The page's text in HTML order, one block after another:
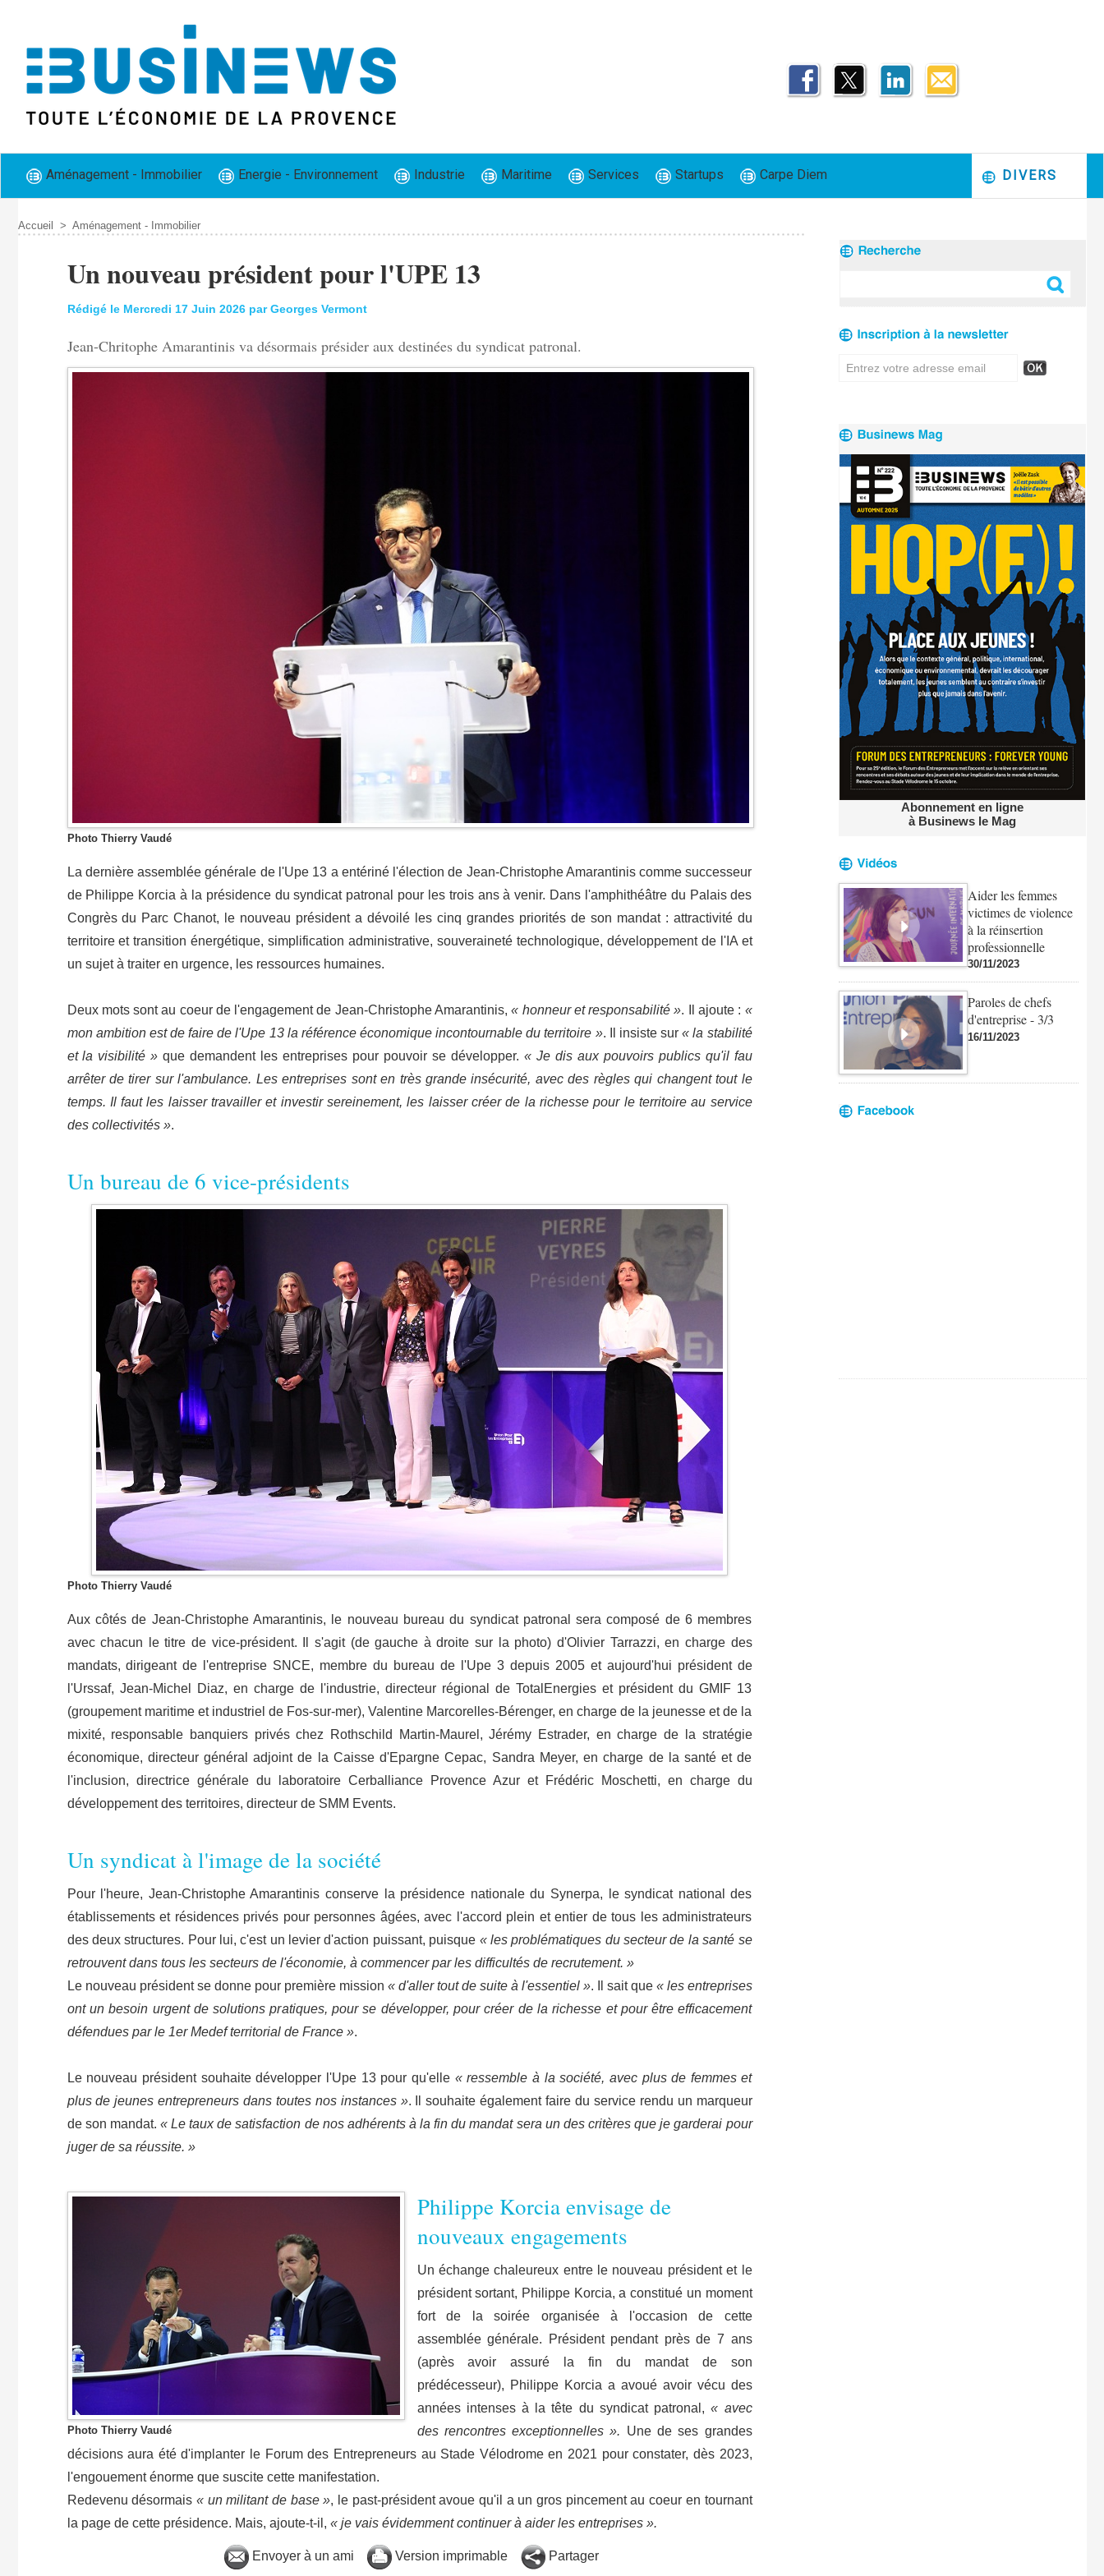
Aménagement - Immobilier Energie - Environnement Industrie Maritime Services Startups Carpe Diem DIVERS
Accueil > Aménagement - Immobilier
Un nouveau président pour l'UPE 13
Rédigé le Mercredi 17 Juin 2026 par Georges Vermont
Jean-Chritophe Amarantinis va désormais présider aux destinées du syndicat patronal.
Photo Thierry Vaudé
La dernière assemblée générale de l'Upe 13 a entériné l'élection de Jean-Christophe Amarantinis comme successeur
de Philippe Korcia à la présidence du syndicat patronal pour les trois ans à venir. Dans l'amphithéâtre du Palais des
Congrès du Parc Chanot, le nouveau président a dévoilé les cinq grandes priorités de son mandat : attractivité du
territoire et transition énergétique, simplification administrative, souveraineté technologique, développement de l'IA et
un sujet à traiter en urgence, les ressources humaines.
Deux mots sont au coeur de l'engagement de Jean-Christophe Amarantinis,« honneur et responsabilité ». Il ajoute : «
mon ambition est de faire de l'Upe 13 la référence économique incontournable du territoire ». Il insiste sur« la stabilité
et la visibilité » que demandent les entreprises pour pouvoir se développer. « Je dis aux pouvoirs publics qu'il fau
arrêter de tirer sur l'ambulance. Les entreprises sont en très grande insécurité, avec des règles qui changent tout le
temps. Il faut les laisser travailler et investir sereinement, les laisser créer de la richesse pour le territoire au service
des collectivités ».
Un bureau de 6 vice-présidents
Photo Thierry Vaudé
Aux côtés de Jean-Christophe Amarantinis, le nouveau bureau du syndicat patronal sera composé de 6 membres
avec chacun le titre de vice-président. Il s'agit (de gauche à droite sur la photo) d'Olivier Tarrazzi, en charge des
mandats, dirigeant de l'entreprise SNCE, membre du bureau de l'Upe 3 depuis 2005 et aujourd'hui président de
l'Urssaf, Jean-Michel Diaz, en charge de l'industrie, directeur régional de TotalEnergies et président du GMIF 13
(groupement maritime et industriel de Fos-sur-mer), Valentine Marcorelles-Bérenger, en charge de la jeunesse et de la
mixité, responsable banquiers privés chez Rothschild Martin-Maurel, Jérémy Estrader, en charge de la stratégie
économique, directeur général adjoint de la Caisse d'Epargne Cepac, Sandra Meyer, en charge de la santé et de
l'inclusion, directrice générale du laboratoire Cerballiance Provence Azur et Frédéric Moschetti, en charge du
développement des territoires, directeur de SMM Events.
Un syndicat à l'image de la société
Pour l'heure, Jean-Christophe Amarantinis conserve la présidence nationale du Synerpa, le syndicat national des
établissements et résidences privés pour personnes âgées, avec l'accord plein et entier de tous les administrateurs
des deux structures. Pour lui, c'est un levier d'action puissant, puisque « les problématiques du secteur de la santé se
retrouvent dans tous les secteurs de l'économie, à commencer par les difficultés de recrutement. »
Le nouveau président se donne pour première mission « d'aller tout de suite à l'essentiel ». Il sait que « les entreprises
ont un besoin urgent de solutions pratiques, pour se développer, pour créer de la richesse et pour être efficacement
défendues par le 1er Medef territorial de France ».
Le nouveau président souhaite développer l'Upe 13 pour qu'elle « ressemble à la société, avec plus de femmes et
plus de jeunes entrepreneurs dans toutes nos instances ». Il souhaite également faire du service rendu un marqueur
de son mandat. « Le taux de satisfaction de nos adhérents à la fin du mandat sera un des critères que je garderai pour
juger de sa réussite. »
Photo Thierry Vaudé
Philippe Korcia envisage de
nouveaux engagements
Un échange chaleureux entre le nouveau président et le
président sortant, Philippe Korcia, a constitué un moment
fort de la soirée organisée à l'occasion de cette
assemblée générale. Président pendant près de 7 ans
(après avoir assuré la fin du mandat de son
prédécesseur), Philippe Korcia a avoué avoir vécu des
années intenses à la tête du syndicat patronal, « avec
des rencontres exceptionnelles ». Une de ses grandes
décisions aura été d'implanter le Forum des Entrepreneurs au Stade Vélodrome en 2021 pour constater, dès 2023,
l'engouement énorme que suscite cette manifestation.
Redevenu désormais « un militant de base », le past-président avoue qu'il a un gros pincement au coeur en tournant
la page de cette présidence. Mais, ajoute-t-il, « je vais évidemment continuer à aider les entreprises ».
Envoyer à un ami Version imprimable Partager
Abonnement en ligne
à Businews le Mag
Aider les femmes
victimes de violence
à la réinsertion
professionnelle
30/11/2023
Paroles de chefs
d'entreprise - 3/3
16/11/2023